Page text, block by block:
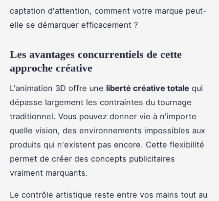
captation d'attention, comment votre marque peut-
elle se démarquer efficacement ?
Les avantages concurrentiels de cette
approche créative
L'animation 3D offre une liberté créative totale qui
dépasse largement les contraintes du tournage
traditionnel. Vous pouvez donner vie à n'importe
quelle vision, des environnements impossibles aux
produits qui n'existent pas encore. Cette flexibilité
permet de créer des concepts publicitaires
vraiment marquants.
Le contrôle artistique reste entre vos mains tout au